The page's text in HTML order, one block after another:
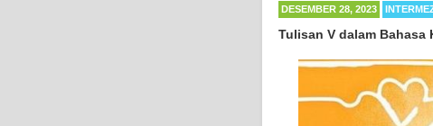
DESEMBER 28, 2023
Tulisan V dalam Bahasa